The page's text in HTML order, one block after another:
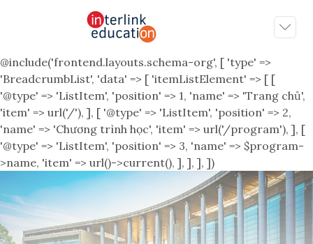
@include('frontend.layouts.schema-org', [ 'type' =>
'BreadcrumbList', 'data' => [ 'itemListElement' => [ [
'@type' => 'ListItem', 'position' => 1, 'name' => 'Trang chủ',
'item' => url('/'), ], [ '@type' => 'ListItem', 'position' => 2,
'name' => 'Chương trình học', 'item' => url('/program'), ], [
'@type' => 'ListItem', 'position' => 3, 'name' => $program-
>name, 'item' => url()->current(), ], ], ], ])